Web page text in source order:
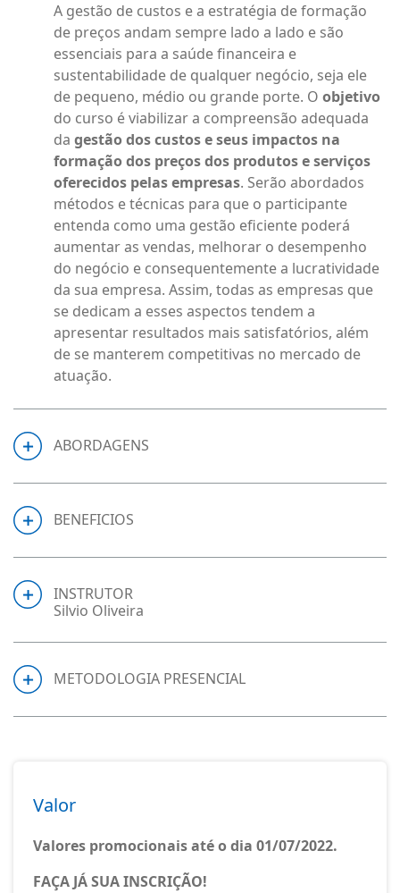
A gestão de custos e a estratégia de formação
de preços andam sempre lado a lado e são
essenciais para a saúde financeira e
sustentabilidade de qualquer negócio, seja ele
de pequeno, médio ou grande porte. O objetivo
do curso é viabilizar a compreensão adequada
da gestão dos custos e seus impactos na
formação dos preços dos produtos e serviços
oferecidos pelas empresas. Serão abordados
métodos e técnicas para que o participante
entenda como uma gestão eficiente poderá
aumentar as vendas, melhorar o desempenho
do negócio e consequentemente a lucratividade
da sua empresa. Assim, todas as empresas que
se dedicam a esses aspectos tendem a
apresentar resultados mais satisfatórios, além
de se manterem competitivas no mercado de
atuação.
ABORDAGENS
BENEFICIOS
INSTRUTOR
Silvio Oliveira
METODOLOGIA PRESENCIAL
Valor
Valores promocionais até o dia 01/07/2022.
FAÇA JÁ SUA INSCRIÇÃO!